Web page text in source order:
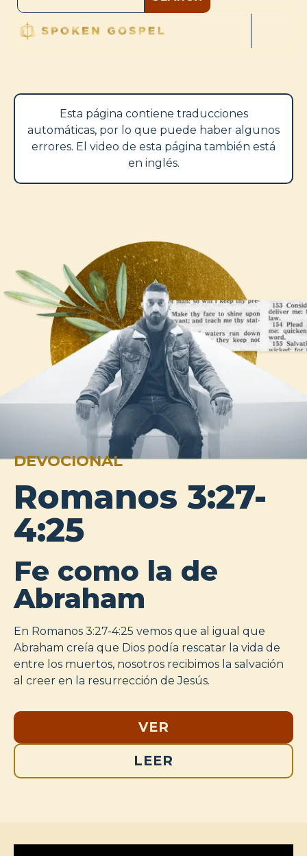
Esta página contiene traducciones
automáticas, por lo que puede haber algunos
errores. El video de esta página también está
en inglés.
DEVOCIONAL
Romanos 3:27-
4:25
Fe como la de
Abraham
En Romanos 3:27-4:25 vemos que al igual que
Abraham creía que Dios podía rescatar la vida de
entre los muertos, nosotros recibimos la salvación
al creer en la resurrección de Jesús.
VER
LEER